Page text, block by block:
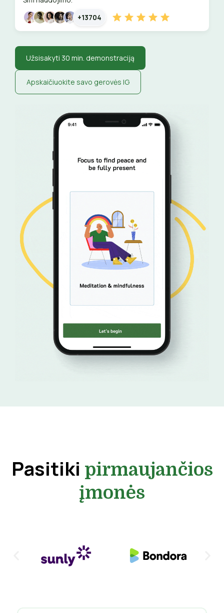
+13704
Užsisakyti 30 min. demonstraciją
Apskaičiuokite savo gerovės IG
Pasitiki pirmaujančios
įmonės